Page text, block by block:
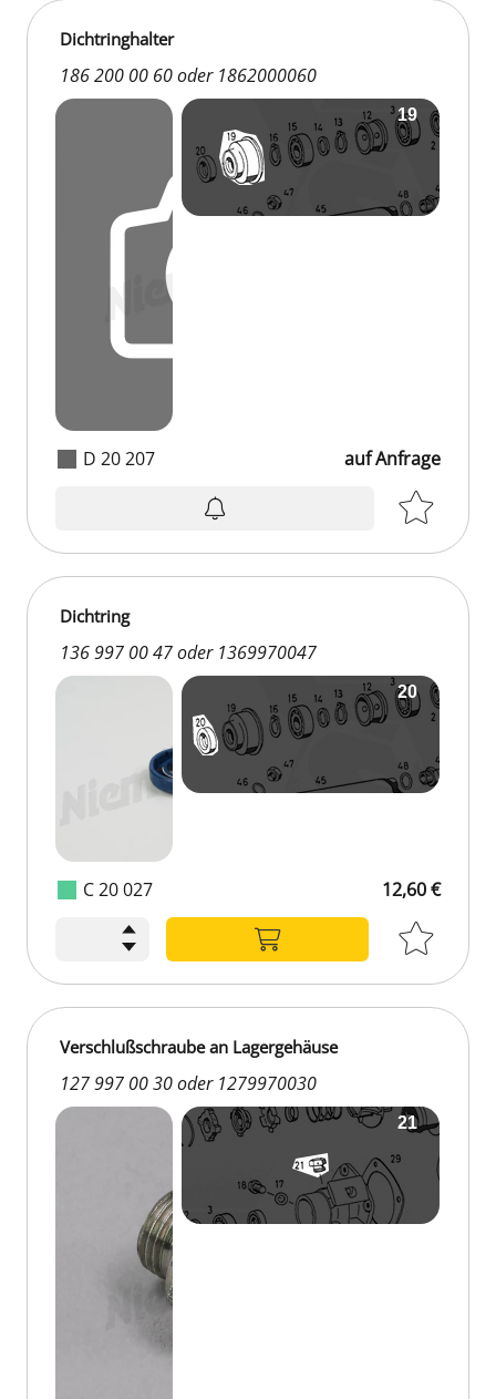
D 20 207
Dichtringhalter
186 200 00 60 oder 1862000060
auf Anfrage
C 20 027
Dichtring
136 997 00 47 oder 1369970047
12,60 €
Verschlußschraube an Lagergehäuse
127 997 00 30 oder 1279970030